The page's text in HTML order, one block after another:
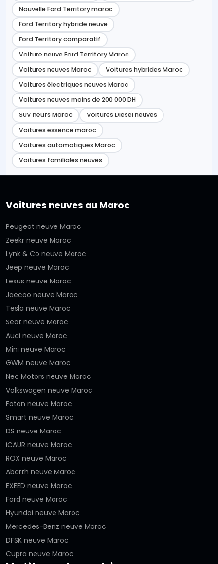
Nouvelle Ford Territory maroc
Ford Territory hybride neuve
Ford Territory comparatif
Voiture neuve Ford Territory Maroc
Voitures neuves Maroc
Voitures hybrides Maroc
Voitures électriques neuves Maroc
Voitures neuves moins de 200 000 DH
SUV neufs Maroc
Voitures Diesel neuves
Voitures essence maroc
Voitures automatiques Maroc
Voitures familiales neuves
Voitures neuves au Maroc
Peugeot neuve Maroc
Zeekr neuve Maroc
Lynk & Co neuve Maroc
Jeep neuve Maroc
Lexus neuve Maroc
Jaecoo neuve Maroc
Tesla neuve Maroc
Seat neuve Maroc
Audi neuve Maroc
Mini neuve Maroc
GWM neuve Maroc
Neo Motors neuve Maroc
Volkswagen neuve Maroc
Foton neuve Maroc
Smart neuve Maroc
DS neuve Maroc
iCAUR neuve Maroc
ROX neuve Maroc
Abarth neuve Maroc
EXEED neuve Maroc
Ford neuve Maroc
Hyundai neuve Maroc
Mercedes-Benz neuve Maroc
DFSK neuve Maroc
Cupra neuve Maroc